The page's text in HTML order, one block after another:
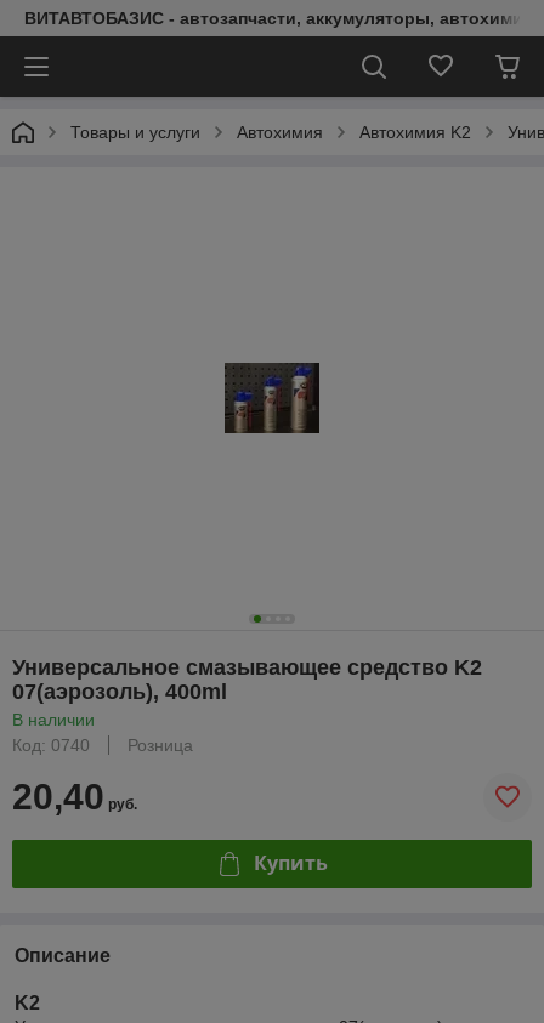
ВИТАВТОБАЗИС - автозапчасти, аккумуляторы, автохимия,
Товары и услуги Автохимия Автохимия K2
Универсальное смазывающее средство K2
07(аэрозоль), 400ml
В наличии
Код: 0740
Розница
20,40 руб.
Купить
Описание
K2